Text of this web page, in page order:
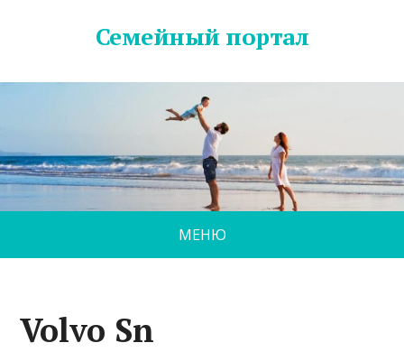
Семейный портал
МЕНЮ
Volvo Sn